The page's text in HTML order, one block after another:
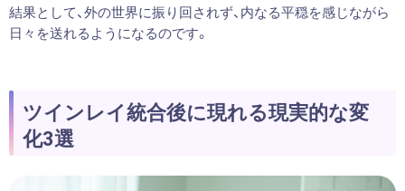
結果として、外の世界に振り回されず、内なる平穏を感じながら
日々を送れるようになるのです。
ツインレイ統合後に現れる現実的な変
化3選